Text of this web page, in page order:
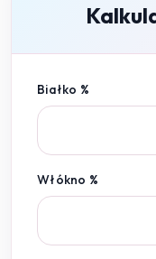
Białko %
Włókno %